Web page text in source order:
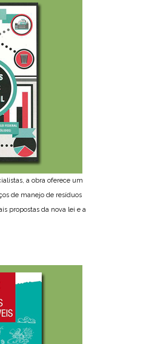
a obra oferece um
de manejo de resíduos
propostas da nova lei e a